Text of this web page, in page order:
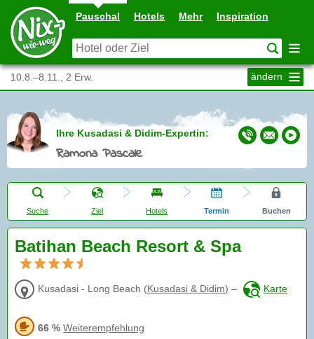
Pauschal Hotels Mehr Inspiration
10.8.–8.11., 2 Erw. ändern
Ihre Kusadasi & Didim-Expertin:
Ramona Pascale
Suche Ziel Hotels Termin Buchen
Batihan Beach Resort & Spa
Kusadasi - Long Beach (Kusadasi & Didim) – Karte
66 % Weiterempfehlung